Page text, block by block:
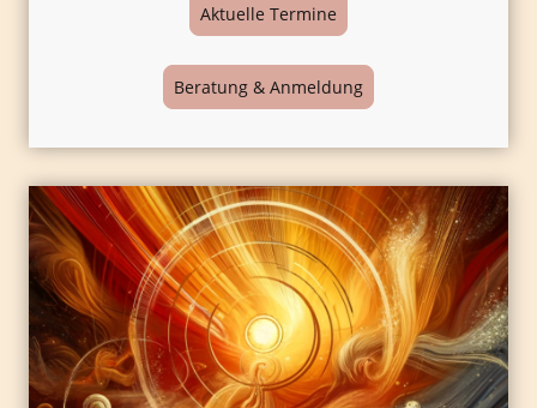
Aktuelle Termine
Beratung & Anmeldung